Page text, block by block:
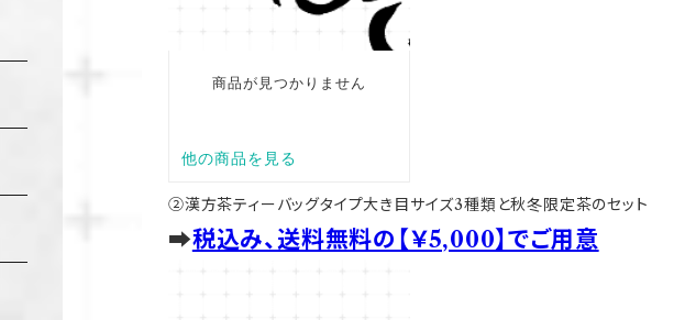
②漢方茶ティーバッグタイプ大き目サイズ3種類と秋冬限定茶のセット
➡税込み、送料無料の【￥5,000】でご用意